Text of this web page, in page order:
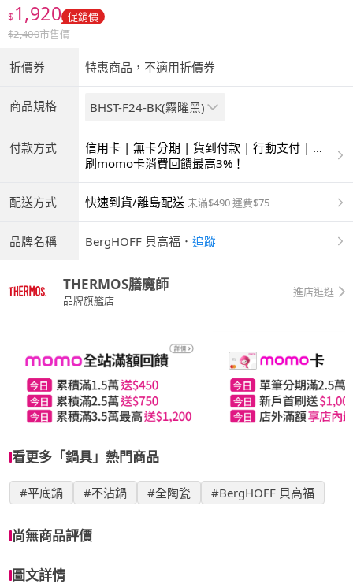
$1,920 促銷價
$2,400市售價
折價券 特惠商品，不適用折價券
商品規格 BHST-F24-BK(霧曜黑)
付款方式
信用卡 | 無卡分期 | 貨到付款 | 行動支付 | 超
商付款 | ATM | 銀聯卡
刷momo卡消費回饋最高3%！
配送方式 快速到貨/離島配送 未滿$490 運費$75
品牌名稱 BergHOFF 貝高福 ． 追蹤
THERMOS膳魔師
品牌旗艦店
進店逛逛
看更多「鍋具」熱門商品
#平底鍋 #不沾鍋 #全陶瓷 #BergHOFF 貝高福
尚無商品評價
圖文詳情